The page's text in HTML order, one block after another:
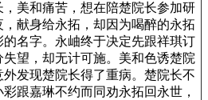
，美和痛苦，想在陪楚院长参加研
献身给永拓，却因为喝醉的永拓
的名字。永岫终于决定先跟祥琪订
望，却无计可施。美和色诱楚院
发现楚院长得了重病。楚院长不
跟嘉琳不约而同劝永拓回永世，